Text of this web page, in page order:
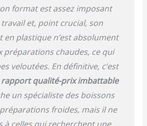
minuteur et une
notification d'ajout de
liquide MODES AUTO,
MANUEL et PRÉRÉGLÉ :
Les mixeurs Ninja Detect
vous permettent de
prendre le contrôle de
votre cuisine. Profitez de
la technologie
automatique
format est assez imposant
et, point crucial, son
en plastique n’est absolument
préparations chaudes, ce qui
veloutées. En définitive, c’est
rapport qualité-prix imbattable
un spécialiste des boissons
froides, mais il ne
à celles qui recherchent une